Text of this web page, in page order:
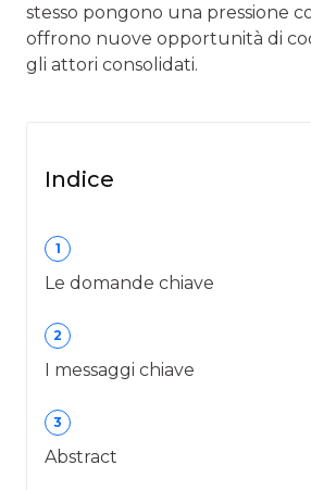
stesso pongono una pressione
offrono nuove opportunità di
gli attori consolidati.
Indice
1
Le domande chiave
2
I messaggi chiave
3
Abstract